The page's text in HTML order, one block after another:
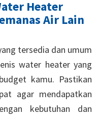
Heater
Air Lain
tersedia dan umum
water heater yang
kamu. Pastikan
agar mendapatkan
kebutuhan dan